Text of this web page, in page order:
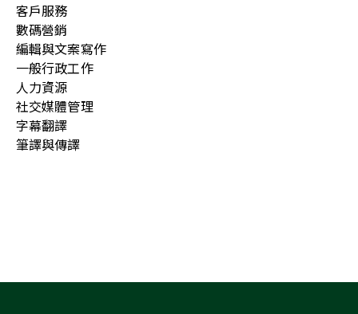
客戶服務
數碼營銷
編輯與文案寫作
一般行政工作
人力資源
社交媒體管理
字幕翻譯
筆譯與傳譯